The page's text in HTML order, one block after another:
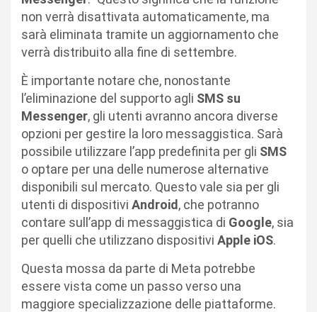
non verrà disattivata automaticamente, ma
sarà eliminata tramite un aggiornamento che
verrà distribuito alla fine di settembre.
È importante notare che, nonostante
l’eliminazione del supporto agli SMS su
Messenger, gli utenti avranno ancora diverse
opzioni per gestire la loro messaggistica. Sarà
possibile utilizzare l’app predefinita per gli SMS
o optare per una delle numerose alternative
disponibili sul mercato. Questo vale sia per gli
utenti di dispositivi Android, che potranno
contare sull’app di messaggistica di Google, sia
per quelli che utilizzano dispositivi Apple iOS.
Questa mossa da parte di Meta potrebbe
essere vista come un passo verso una
maggiore specializzazione delle piattaforme.